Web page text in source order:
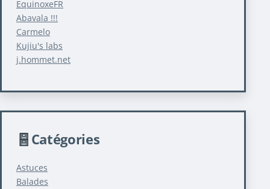
EquinoxeFR
Abavala !!!
Carmelo
Kujiu's labs
j.hommet.net
Catégories
Astuces
Balades